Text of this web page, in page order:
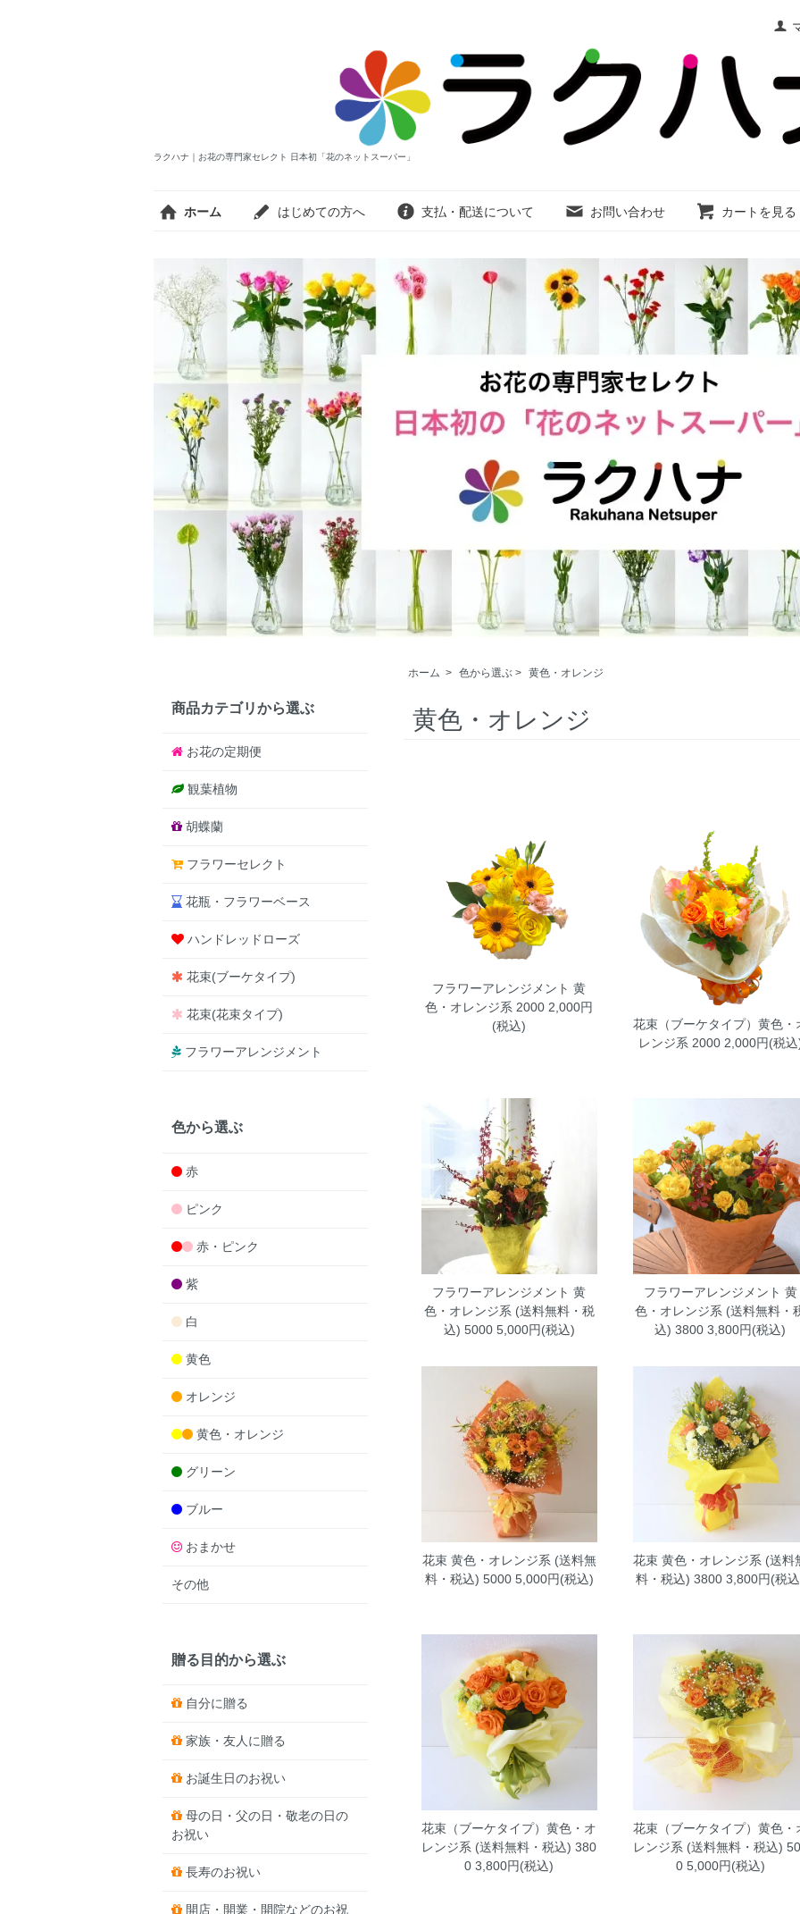
ラクハナ｜お花の専門家セレクト 日本初「花のネットスーパー」
ホーム はじめての方へ 支払・配送について お問い合わせ カートを見る
ホーム > 色から選ぶ > 黄色・オレンジ
黄色・オレンジ
フラワーアレンジメント 黄
色・オレンジ系 2000 2,000円
(税込)
花束（ブーケタイプ）黄色・
レンジ系 20002,000円(税
フラワーアレンジメント 黄
色・オレンジ系 (送料無料・税
込) 50005,000円(税込)
フラワーアレンジメント 黄
色・オレンジ系 (送料無料・
込) 3800 3,800円(税込)
花束 黄色・オレンジ系 (送料無
料・税込) 50005,000円(税込)
花束 黄色・オレンジ系 (送料
料・税込) 3800 3,800円(税
花束（ブーケタイプ）黄色・オ
レンジ系 (送料無料・税込) 380
0 3,800円(税込)
花束（ブーケタイプ）黄色・
レンジ系 (送料無料・税込)
05,000円(税込)
商品カテゴリから選ぶ
お花の定期便
観葉植物
胡蝶蘭
フラワーセレクト
花瓶・フラワーベース
ハンドレッドローズ
花束(ブーケタイプ)
花束(花束タイプ)
フラワーアレンジメント
色から選ぶ
赤
ピンク
赤・ピンク
紫
白
黄色
オレンジ
黄色・オレンジ
グリーン
ブルー
おまかせ
その他
贈る目的から選ぶ
自分に贈る
家族・友人に贈る
お誕生日のお祝い
母の日・父の日・敬老の日の
お祝い
長寿のお祝い
開店・開業・開院などのお祝